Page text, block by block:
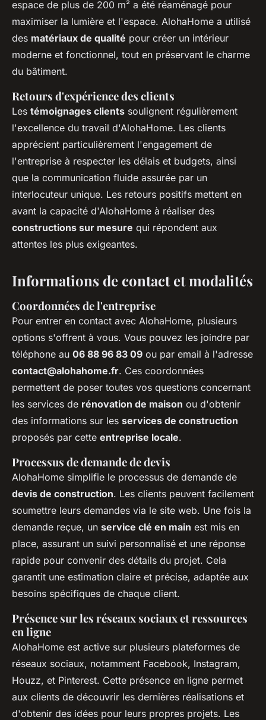
espace de plus de 200 m² a été réaménagé pour
maximiser la lumière et l'espace. AlohaHome a utilisé
des matériaux de qualité pour créer un intérieur
moderne et fonctionnel, tout en préservant le charme
du bâtiment.
Retours d'expérience des clients
Les témoignages clients soulignent régulièrement
l'excellence du travail d'AlohaHome. Les clients
apprécient particulièrement l'engagement de
l'entreprise à respecter les délais et budgets, ainsi
que la communication fluide assurée par un
interlocuteur unique. Les retours positifs mettent en
avant la capacité d'AlohaHome à réaliser des
constructions sur mesure qui répondent aux
attentes les plus exigeantes.
Informations de contact et modalités
Coordonnées de l'entreprise
Pour entrer en contact avec AlohaHome, plusieurs
options s'offrent à vous. Vous pouvez les joindre par
téléphone au 06 88 96 83 09 ou par email à l'adresse
contact@alohahome.fr. Ces coordonnées
permettent de poser toutes vos questions concernant
les services de rénovation de maison ou d'obtenir
des informations sur les services de construction
proposés par cette entreprise locale.
Processus de demande de devis
AlohaHome simplifie le processus de demande de
devis de construction. Les clients peuvent facilement
soumettre leurs demandes via le site web. Une fois la
demande reçue, un service clé en main est mis en
place, assurant un suivi personnalisé et une réponse
rapide pour convenir des détails du projet. Cela
garantit une estimation claire et précise, adaptée aux
besoins spécifiques de chaque client.
Présence sur les réseaux sociaux et ressources
en ligne
AlohaHome est active sur plusieurs plateformes de
réseaux sociaux, notamment Facebook, Instagram,
Houzz, et Pinterest. Cette présence en ligne permet
aux clients de découvrir les dernières réalisations et
d'obtenir des idées pour leurs propres projets. Les